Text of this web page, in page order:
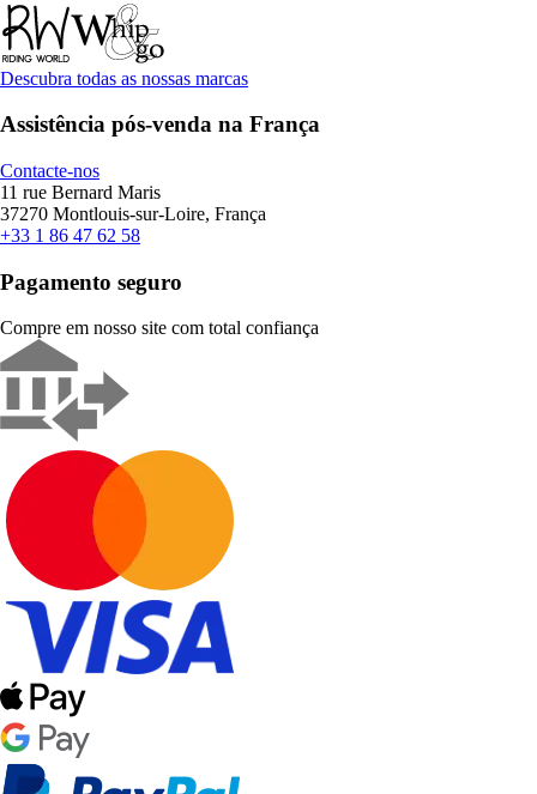
Descubra todas as nossas marcas
Assistência pós-venda na França
Contacte-nos
11 rue Bernard Maris
37270 Montlouis-sur-Loire, França
+33 1 86 47 62 58
Pagamento seguro
Compre em nosso site com total confiança